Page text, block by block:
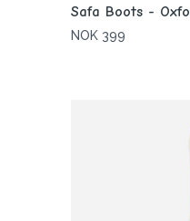
Safa Boots -
NOK 399